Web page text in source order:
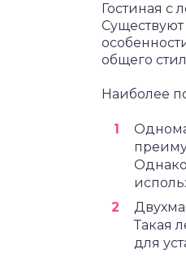
Гостиная с
общего
Наиболее
Такая
для